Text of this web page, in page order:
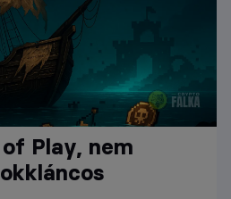
Play, nem